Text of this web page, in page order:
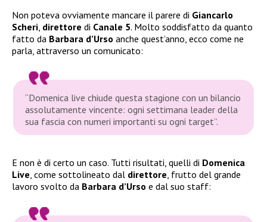
Non poteva ovviamente mancare il parere di Giancarlo
Scheri direttore di Canale 5. Molto soddisfatto da quanto
fatto da Barbara d’Urso anche quest’anno, ecco come ne
parla, attraverso un comunicato:
“Domenica live chiude questa stagione con un bilancio
assolutamente vincente: ogni settimana leader della
sua fascia con numeri importanti su ogni target”.
E non è di certo un caso. Tutti risultati, quelli di Domenica
Live , come sottolineato dal direttore , frutto del grande
lavoro svolto da Barbara d’Urso e dal suo staff: